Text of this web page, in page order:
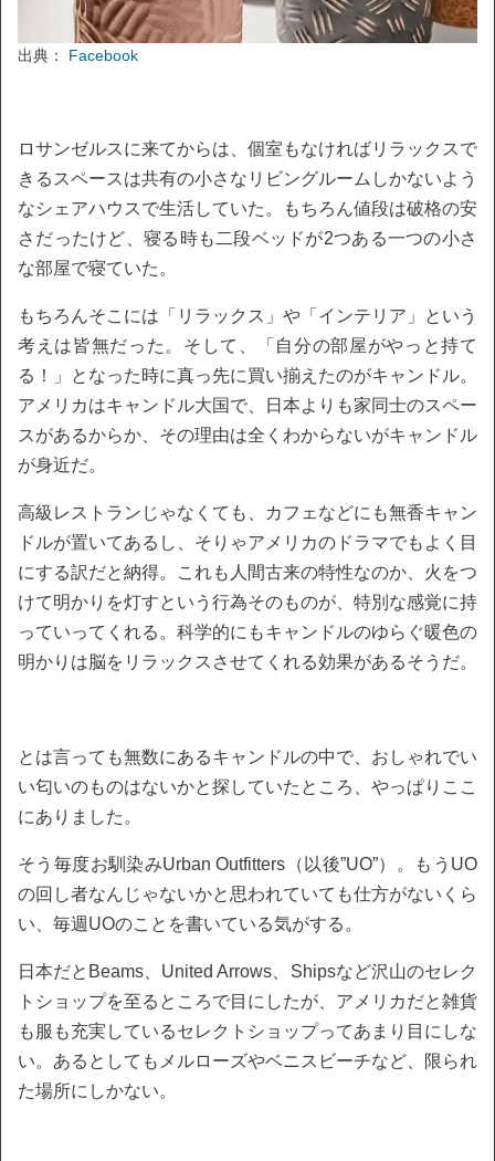
出典： Facebook
ロサンゼルスに来てからは、個室もなければリラックスで
きるスペースは共有の小さなリビングルームしかないよう
なシェアハウスで生活していた。もちろん値段は破格の安
さだったけど、寝る時も二段ベッドが2つある一つの小さ
な部屋で寝ていた。
もちろんそこには「リラックス」や「インテリア」という
考えは皆無だった。そして、「自分の部屋がやっと持て
る！」となった時に真っ先に買い揃えたのがキャンドル。
アメリカはキャンドル大国で、日本よりも家同士のスペー
スがあるからか、その理由は全くわからないがキャンドル
が身近だ。
高級レストランじゃなくても、カフェなどにも無香キャン
ドルが置いてあるし、そりゃアメリカのドラマでもよく目
にする訳だと納得。これも人間古来の特性なのか、火をつ
けて明かりを灯すという行為そのものが、特別な感覚に持
っていってくれる。科学的にもキャンドルのゆらぐ暖色の
明かりは脳をリラックスさせてくれる効果があるそうだ。
とは言っても無数にあるキャンドルの中で、おしゃれでい
い匂いのものはないかと探していたところ、やっぱりここ
にありました。
そう毎度お馴染みUrban Outfitters（以後”UO”）。もうUO
の回し者なんじゃないかと思われていても仕方がないくら
い、毎週UOのことを書いている気がする。
日本だとBeams、United Arrows、Shipsなど沢山のセレク
トショップを至るところで目にしたが、アメリカだと雑貨
も服も充実しているセレクトショップってあまり目にしな
い。あるとしてもメルローズやベニスビーチなど、限られ
た場所にしかない。